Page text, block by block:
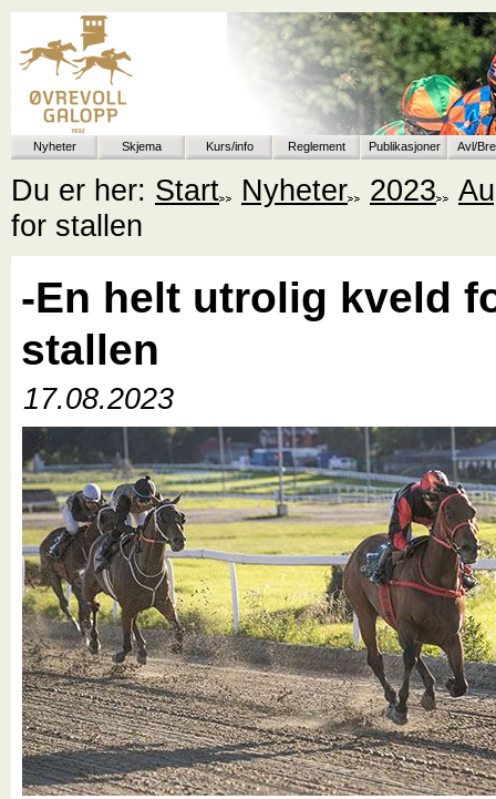
Nyheter Skjema Kurs/info Reglement Publikasjoner Avl/
Du er her: Start Nyheter 2023
for stallen
-En helt utrolig kveld
stallen
17.08.2023